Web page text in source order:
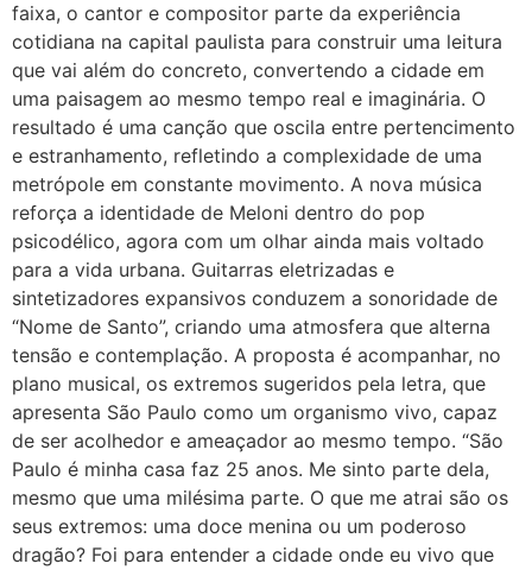
faixa, o cantor e compositor parte da experiência
cotidiana na capital paulista para construir uma leitura
que vai além do concreto, convertendo a cidade em
uma paisagem ao mesmo tempo real e imaginária. O
resultado é uma canção que oscila entre pertencimento
e estranhamento, refletindo a complexidade de uma
metrópole em constante movimento. A nova música
reforça a identidade de Meloni dentro do pop
psicodélico, agora com um olhar ainda mais voltado
para a vida urbana. Guitarras eletrizadas e
sintetizadores expansivos conduzem a sonoridade de
“Nome de Santo”, criando uma atmosfera que alterna
tensão e contemplação. A proposta é acompanhar, no
plano musical, os extremos sugeridos pela letra, que
apresenta São Paulo como um organismo vivo, capaz
de ser acolhedor e ameaçador ao mesmo tempo. “São
Paulo é minha casa faz 25 anos. Me sinto parte dela,
mesmo que uma milésima parte. O que me atrai são os
seus extremos: uma doce menina ou um poderoso
dragão? Foi para entender a cidade onde eu vivo que